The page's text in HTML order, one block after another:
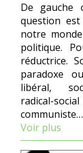
De gauche
question est
notre
politique.
réductrice.
paradoxe
libéral,
radical-
Voir plus